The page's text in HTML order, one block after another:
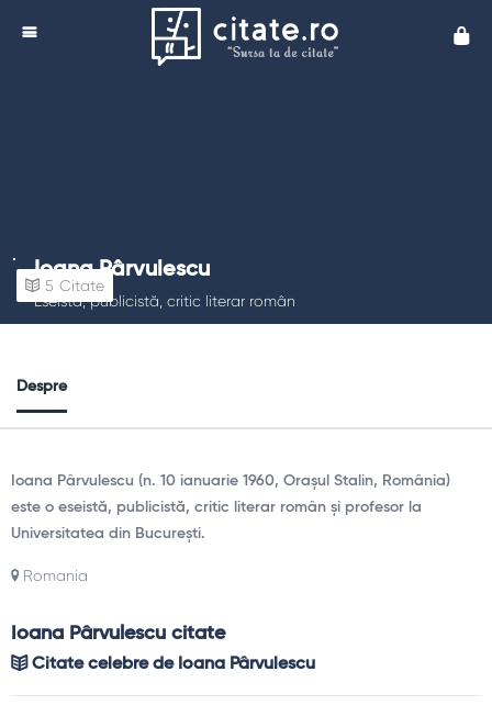
Ioana Pârvulescu
Eseistă, publicistă, critic literar român
5 Citate
Despre
Ioana Pârvulescu (n. 10 ianuarie 1960, Orașul Stalin, România)
este o eseistă, publicistă, critic literar român și profesor la
Universitatea din București.
Romania
Ioana Pârvulescu citate
Citate celebre de Ioana Pârvulescu